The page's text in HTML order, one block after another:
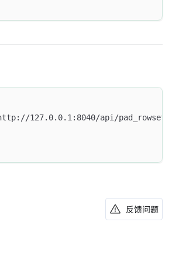
127.0.0.1:8040/api/
反馈问题